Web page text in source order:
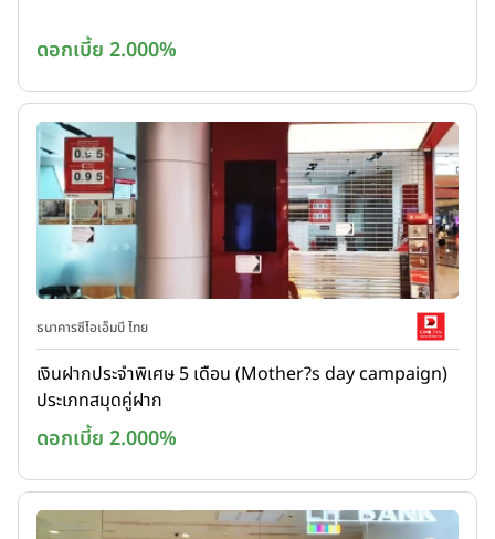
ดอกเบี้ย 2.000%
ธนาคารซีไอเอ็มบี ไทย
เงินฝากประจำพิเศษ 5 เดือน (Mother?s day campaign)
ประเภทสมุดคู่ฝาก
ดอกเบี้ย 2.000%